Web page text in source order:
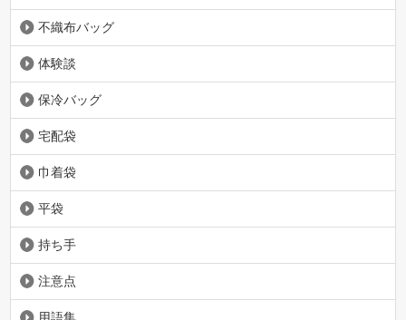
不織布バッグ
体験談
保冷バッグ
宅配袋
巾着袋
平袋
持ち手
注意点